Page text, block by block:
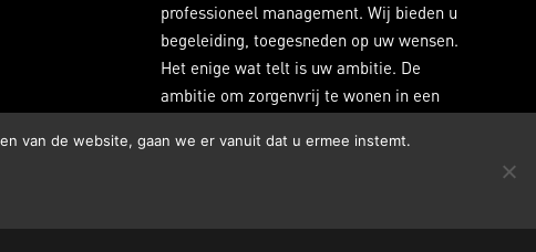
professioneel management. Wij bieden u
begeleiding, toegesneden op uw wensen.
Het enige wat telt is uw ambitie. De
ambitie om zorgenvrij te wonen in een
contact op met JNS Vastgoed en VVE
van de website, gaan we er vanuit dat u ermee instemt.